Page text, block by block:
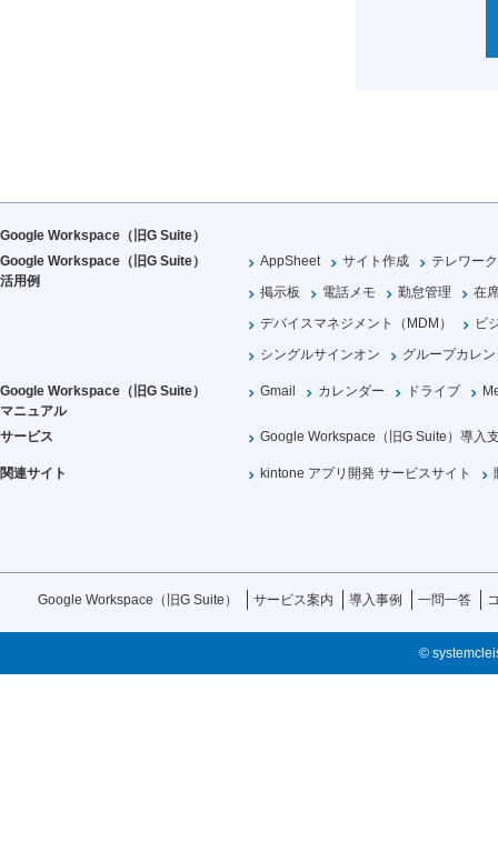
Google Workspace（旧G Suite）
Google Workspace（旧G Suite）
活用例
AppSheet サイト作成
テレワーク
掲示板
電話メモ 勤怠管理
在
デバイスマネジメント（MDM）
ビ
シングルサインオン
グループカレ
Google Workspace（旧G Suite）
マニュアル
Gmail カレンダー ドライブ
サービス Google Workspace（旧G Suite）導入
関連サイト kintone アプリ開発 サービスサイト
Google Workspace（旧G Suite） サービス案内 導入事例 一問一答
©